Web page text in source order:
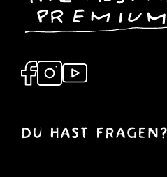
DU hast Fragen?